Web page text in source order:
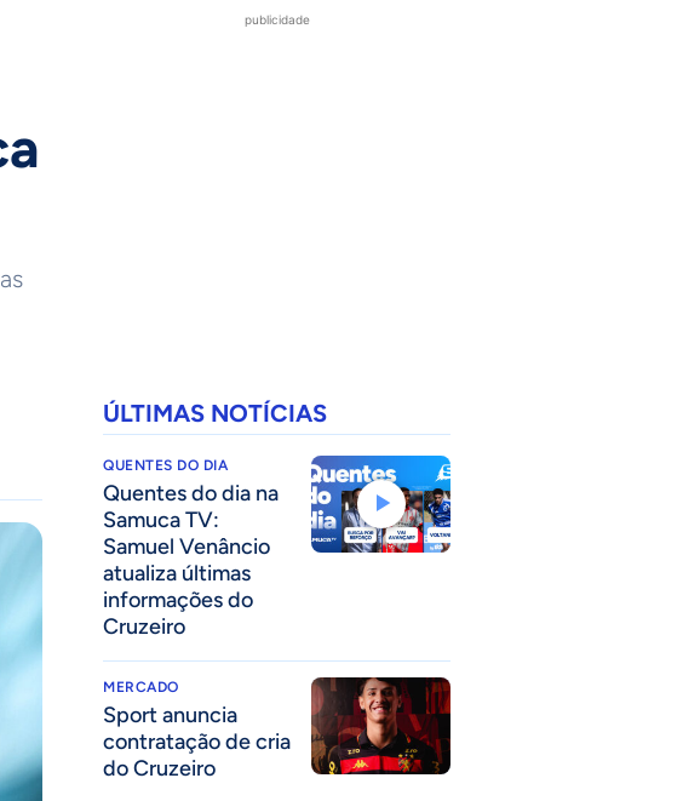
publicidade
ÚLTIMAS NOTÍCIAS
QUENTES DO DIA
Quentes do dia na
Samuca TV:
Samuel Venâncio
atualiza últimas
informações do
Cruzeiro
MERCADO
Sport anuncia
contratação de cria
do Cruzeiro